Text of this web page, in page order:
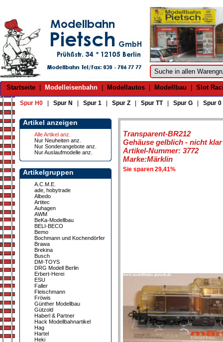
Startseite Modelleisenbahn Modellautos Modellbau Slot
Spur H0 Spur N Spur 1 Spur Z Spur TT| Spur G Spur 0
Artikel anzeigen
Alle Artikel anz.
Nur Neuheiten anz.
Nur Sonderangebote anz.
Nur Auslaufmodelle anz.
Artikelgruppen
A.C.M.E.
ade, hobytrade
Albedo
Artitec
Auhagen
AWM
BeKa-Modellbau
BELI-BECO
Bemo
Bochmann und Kochendörfer
Brawa
Brekina
Busch
DM-TOYS
DRG Modell Berlin
Erbert-Herei
ESU
Faller
Fleischmann
Fröwis
Günther Modellbau
Gützold
Haberl & Partner
Hack Modellbahnartikel
Hag
Hartel
Heki
Transparent-BR212
Gehäuse gelblich - nicht
Artikel-Nummer: 3772
Marke:Märklin
Sie sparen 29,41%